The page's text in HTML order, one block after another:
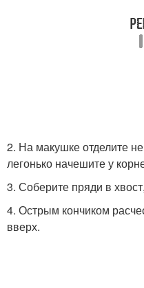
2. На макушке отделите
легонько начешите у
3. Соберите пряди в
4. Острым кончиком
вверх.